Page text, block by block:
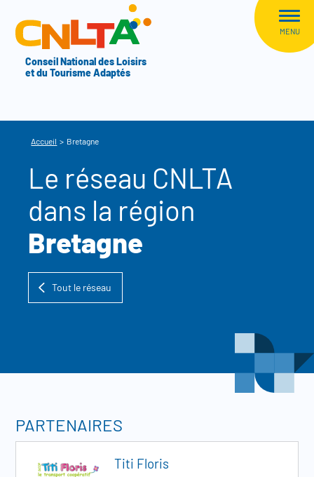
Conseil National des Loisirs
et du Tourisme Adaptés
MENU
Accueil > Bretagne
Le réseau CNLTA
dans la région
Bretagne
Tout le réseau
PARTENAIRES
Titi Floris